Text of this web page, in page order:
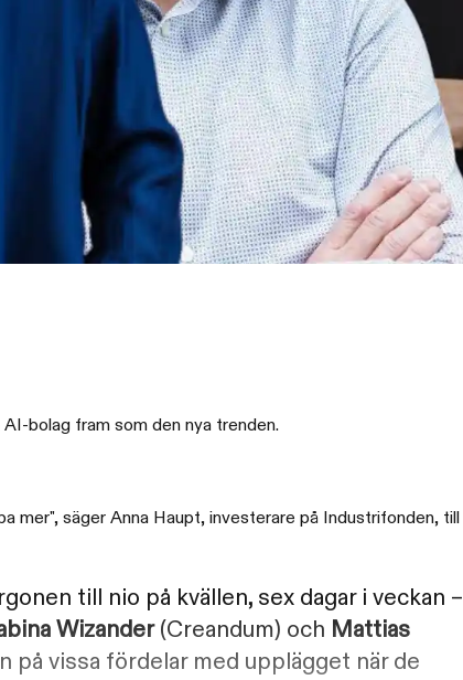
bolag fram som den nya trenden.
mer", säger Anna Haupt, investerare på Industrifonden, till
till nio på kvällen, sex dagar i veckan –
Wizander(Creandum) och Mattias
på vissa fördelar med upplägget när de